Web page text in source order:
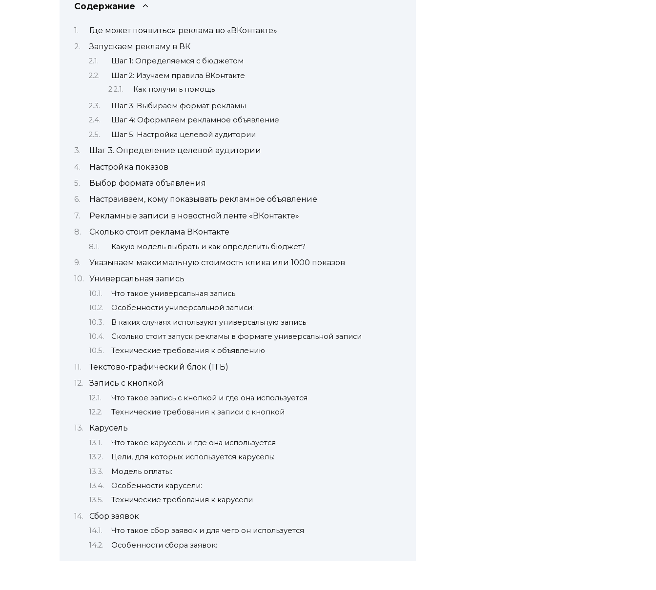
Содержание
Где может появиться реклама во «ВКонтакте»
Запускаем рекламу в ВК
Шаг 1: Определяемся с бюджетом
Шаг 2: Изучаем правила ВКонтакте
Как получить помощь
Шаг 3: Выбираем формат рекламы
Шаг 4: Оформляем рекламное объявление
Шаг 5: Настройка целевой аудитории
Шаг 3. Определение целевой аудитории
Настройка показов
Выбор формата объявления
Настраиваем, кому показывать рекламное объявление
Рекламные записи в новостной ленте «ВКонтакте»
Сколько стоит реклама ВКонтакте
Какую модель выбрать и как определить бюджет?
Указываем максимальную стоимость клика или 1000 показов
Универсальная запись
Что такое универсальная запись
Особенности универсальной записи:
В каких случаях используют универсальную запись
Сколько стоит запуск рекламы в формате универсальной записи
Технические требования к объявлению
Текстово-графический блок (ТГБ)
Запись с кнопкой
Что такое запись с кнопкой и где она используется
Технические требования к записи с кнопкой
Карусель
Что такое карусель и где она используется
Цели, для которых используется карусель:
Модель оплаты:
Особенности карусели:
Технические требования к карусели
Сбор заявок
Что такое сбор заявок и для чего он используется
Особенности сбора заявок: